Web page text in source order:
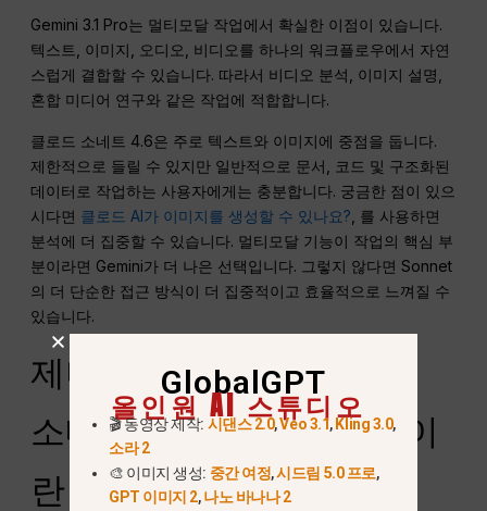
Gemini 3.1 Pro는 멀티모달 작업에서 확실한 이점이 있습니다.
텍스트, 이미지, 오디오, 비디오를 하나의 워크플로우에서 자연
스럽게 결합할 수 있습니다. 따라서 비디오 분석, 이미지 설명,
혼합 미디어 연구와 같은 작업에 적합합니다.
클로드 소네트 4.6은 주로 텍스트와 이미지에 중점을 둡니다.
제한적으로 들릴 수 있지만 일반적으로 문서, 코드 및 구조화된
데이터로 작업하는 사용자에게는 충분합니다. 궁금한 점이 있으
시다면 클로드 AI가 이미지를 생성할 수 있나요? , 를 사용하면
분석에 더 집중할 수 있습니다. 멀티모달 기능이 작업의 핵심 부
분이라면 Gemini가 더 나은 선택입니다. 그렇지 않다면 Sonnet
의 더 단순한 접근 방식이 더 집중적이고 효율적으로 느껴질 수
있습니다.
제미니 3.1 프로와 클로드
소네트 4.6: 컴퓨터 사용이
란 무엇이며 왜 중요한가
GlobalGPT
올인원 AI 스튜디오
🎬 동영상 제작: 시댄스 2.0,Veo 3.1, Kling 3.0,
소라 2
🎨 이미지 생성: 중간 여정,시드림 5.0 프로,
GPT 이미지 2,나노 바나나 2